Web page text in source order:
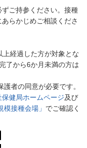
ご持参ください。接種
らかじめご相談くださ
経過した方が対象とな
了から6か月未満の方は
者の同意が必要です。
保健局ホームページ及び
接種会場」 でご確認く